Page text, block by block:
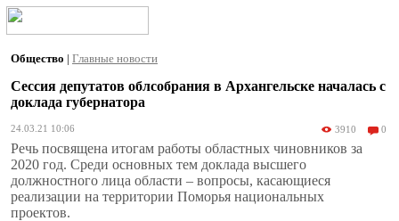
Общество | Главные новости
Сессия депутатов облсобрания в Архангельске началась с
доклада губернатора
24.03.21 10:06 3910 0
Речь посвящена итогам работы областных чиновников за
2020 год. Среди основных тем доклада высшего
должностного лица области – вопросы, касающиеся
реализации на территории Поморья национальных
проектов.